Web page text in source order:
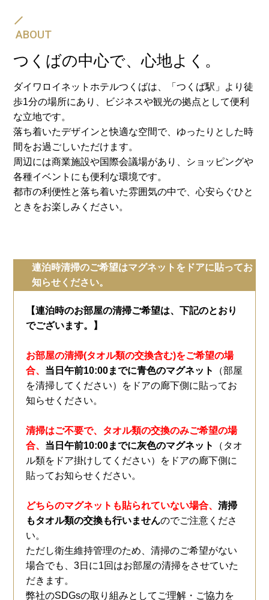
新幹線・JR＋宿泊プラン
ABOUT
つくばの中心で、心地よく。
ダイワロイネットホテルつくばは、「つくば駅」より徒
歩1分の場所にあり、ビジネスや観光の拠点として便利
な立地です。
落ち着いたデザインと快適な空間で、ゆったりとした時
間をお過ごしいただけます。
周辺には商業施設や国際会議場があり、ショッピングや
各種イベントにも便利な環境です。
都市の利便性と落ち着いた雰囲気の中で、心安らぐひと
ときをお楽しみください。
連泊時清掃のご希望はマグネットをドアに貼ってお
知らせください。
【連泊時のお部屋の清掃ご希望は、下記のとおり
でございます。】
お部屋の清掃(タオル類の交換含む)をご希望の場
合、 当日午前10:00までに青色のマグネット
（部屋
を清掃してください）をドアの廊下側に貼ってお
知らせください。
清掃はご不要で、タオル類の交換のみご希望の場
合、 当日午前10:00までに灰色のマグネット
（タオ
ル類をドア掛けしてください）をドアの廊下側に
貼ってお知らせください。
どちらのマグネットも貼られていない場合、清掃
もタオル類の交換も行いませんのでご注意くださ
い。
ただし衛生維持管理のため、清掃のご希望がない
場合でも、3日に1回はお部屋の清掃をさせていた
だきます。
弊社のSDGsの取り組みとしてご理解・ご協力を